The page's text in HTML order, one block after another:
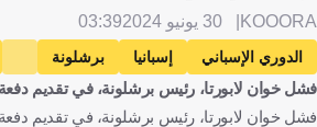
KOOORA 30 يونيو 2024 03:39
الدوري الإسباني إسبانيا برشلونة
فشل خوان لابورتا، رئيس برشلونة، في تقديم
فشل خوان لابورتا، رئيس برشلونة، في تقديم